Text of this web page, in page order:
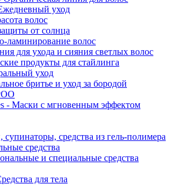
уход
волос
от солнца
ламинирование волос
для ухода и сияния светлых волос
продукты для стайлинга
уход
бритье и уход за бородой
- Маски с мгновенным эффектом
средства из гель-полимера
средства
и специальные средства
для тела